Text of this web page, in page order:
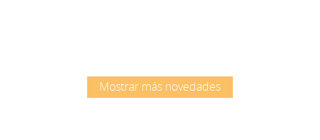
Mostrar más novedades